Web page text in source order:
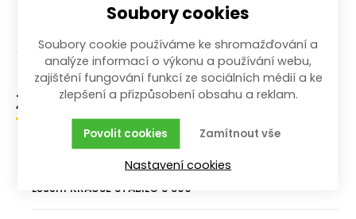
Zařazení zboží
Dílna a stavba / Žebříky, štafle, schůdky, lešení
Lešení a plošiny KRAUSE / Lešení KRAUSE Stabilo
Lešení KRAUSE STABILO S 500
Soubory cookies
Soubory cookie používáme ke shromažďování a
analýze informací o výkonu a používání webu,
zajištění fungování funkcí ze sociálních médií a ke
zlepšení a přizpůsobení obsahu a reklam.
Zamítnout vše
Povolit cookies
Nastavení cookies